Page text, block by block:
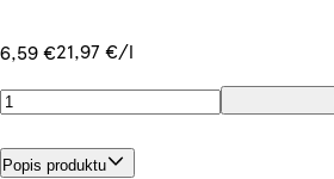
6,59 €21,97 €/l
Popis produktu